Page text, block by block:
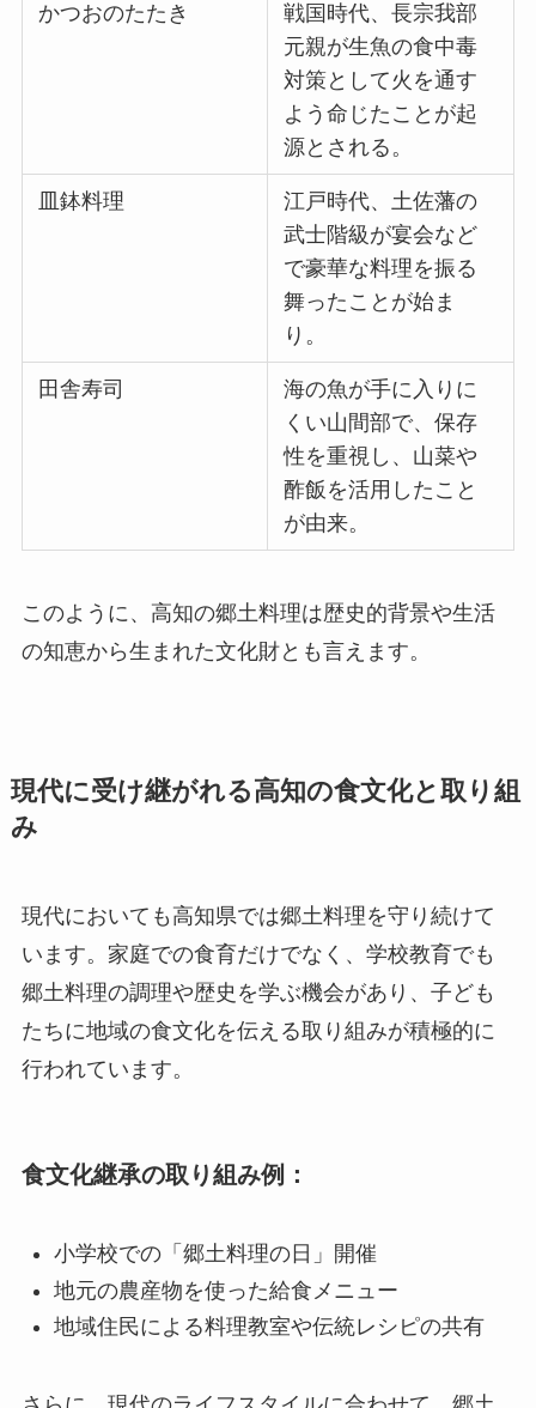
かつおのたたき
戦国時代、長宗我部
元親が生魚の食中毒
対策として火を通す
よう命じたことが起
源とされる。
皿鉢料理
江戸時代、土佐藩の
武士階級が宴会など
で豪華な料理を振る
舞ったことが始ま
り。
田舎寿司
海の魚が手に入りに
くい山間部で、保存
性を重視し、山菜や
酢飯を活用したこと
が由来。
このように、高知の郷土料理は歴史的背景や生活
の知恵から生まれた文化財とも言えます。
現代に受け継がれる高知の食文化と取り組
み
現代においても高知県では郷土料理を守り続けて
います。家庭での食育だけでなく、学校教育でも
郷土料理の調理や歴史を学ぶ機会があり、子ども
たちに地域の食文化を伝える取り組みが積極的に
行われています。
食文化継承の取り組み例：
小学校での「郷土料理の日」開催
地元の農産物を使った給食メニュー
地域住民による料理教室や伝統レシピの共有